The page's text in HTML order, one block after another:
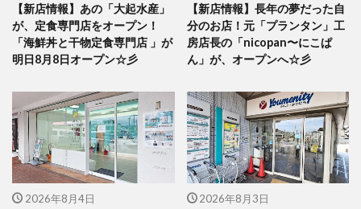
【新店情報】あの「大起水産」
が、定食専門店をオープン！
「海鮮丼と干物定食専門店 」が
明日8月8日オープン☆彡
【新店情報】長年の夢だった自
分のお店！元「プランタン」工
房店長の「nicopan〜にこぱ
ん」が、オープンへ☆彡
2026年8月4日 2026年8月3日